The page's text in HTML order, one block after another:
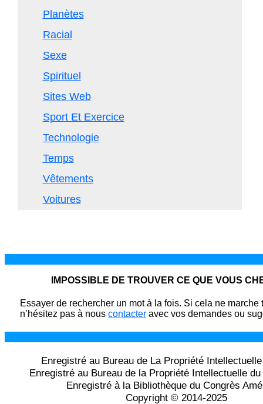
Planètes
Racial
Sexe
Spirituel
Sites Web
Sport Et Exercice
Technologie
Temps
Vêtements
Voitures
IMPOSSIBLE DE TROUVER CE QUE VOUS
Essayer de rechercher un mot à la fois. Si cela ne marche
n’hésitez pas à nous contacter avec vos demandes ou
Enregistré au Bureau de La Propriété
Enregistré au Bureau de la Propriété Intellectuelle
Enregistré à la Bibliothèque du Congrès
Copyright © 2014-2025